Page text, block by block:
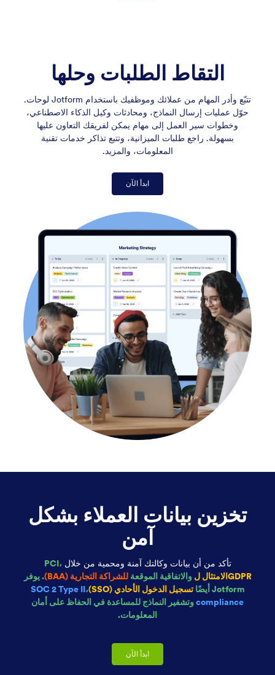
التقاط الطلبات وحلها
تتبّع وأدر المهام من عملائك وموظفيك باستخدام Jotform لوحات.
حوّل عمليات إرسال النماذج، ومحادثات وكيل الذكاء الاصطناعي،
وخطوات سير العمل إلى مهام يمكن لفريقك التعاون عليها
بسهولة. راجع طلبات الميزانية، وتتبع تذاكر خدمات تقنية
المعلومات، والمزيد.
ابدأ الآن
تخزين بيانات العملاء بشكل
آمن
تأكد من أن بيانات وكالتك آمنة ومحمية من خلال PCI،
GDPRالامتثال ل
والاتفاقية الموقعةللشراكة التجارية (BAA)
. يوفر
Jotform أيضًا
تسجيل الدخول الأحادي (SSO) ،SOC 2 Type II
complianceوتشفير النماذج للمساعدة في الحفاظ على أمان
المعلومات.
ابدأ الآن